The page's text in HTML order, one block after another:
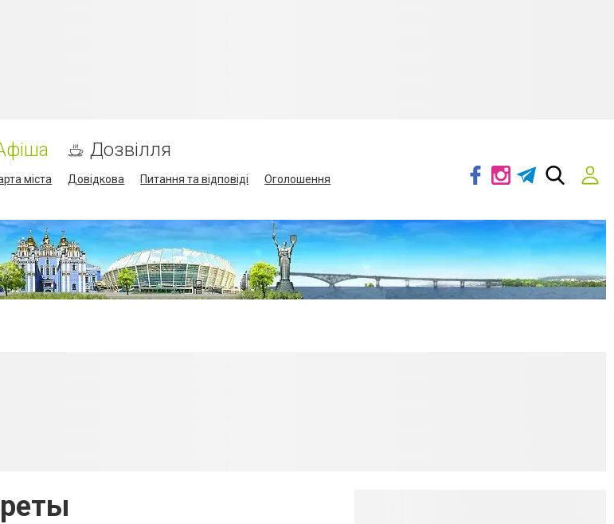
Дозвілля
міста Довідкова Питання та відповіді
Оголошення